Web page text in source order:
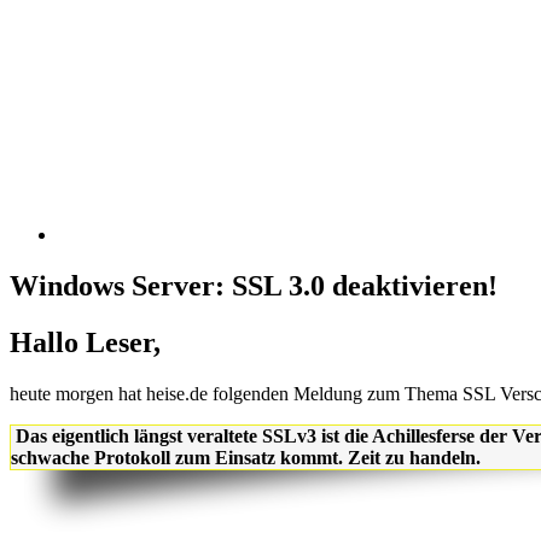
Windows Server: SSL 3.0 deaktivieren!
Hallo Leser,
heute morgen hat heise.de folgenden Meldung zum Thema SSL
Das eigentlich längst veraltete SSLv3 ist die Achillesferse der
schwache Protokoll zum Einsatz kommt. Zeit zu handeln.